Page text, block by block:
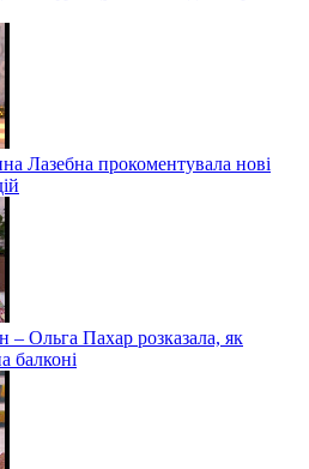
Лазебна прокоментувала нові
– Ольга Пахар розказала, як
балконі